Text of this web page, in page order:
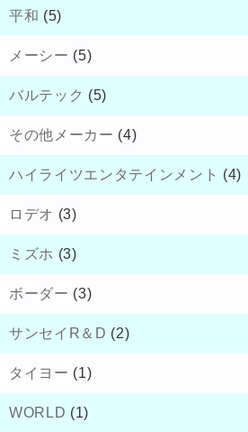
平和 (5)
メーシー (5)
バルテック (5)
その他メーカー (4)
ハイライツエンタテインメント (4)
ロデオ (3)
ミズホ (3)
ボーダー (3)
サンセイR＆D (2)
タイヨー (1)
WORLD (1)